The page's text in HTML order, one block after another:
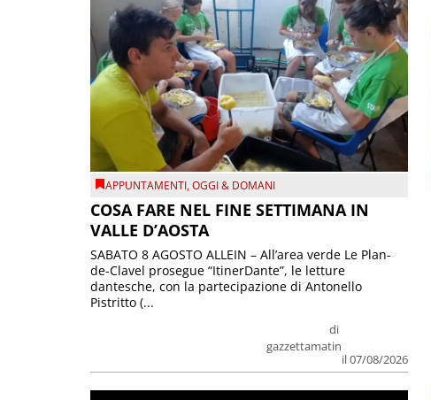
APPUNTAMENTI,OGGI & DOMANI
COSA FARE NEL FINE SETTIMANA IN
VALLE D’AOSTA
di
gazzettamatin
il 07/08/2026
SABATO 8 AGOSTO ALLEIN – All’area verde Le Plan-
de-Clavel prosegue “ItinerDante”, le letture
dantesche, con la partecipazione di Antonello
Pistritto (...